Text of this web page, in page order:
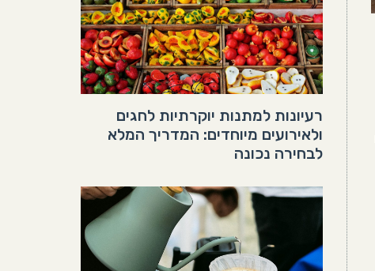
רעיונות למתנות יוקרתיות לחגים
ולאירועים מיוחדים: המדריך המלא
לבחירה נכונה